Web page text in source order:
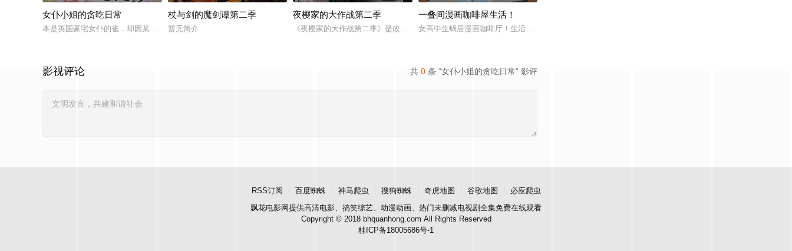
女仆小姐的贪吃日常
本是英国豪宅女仆的雀，却因某件事情独自一人来到日本生活。第一次体验海外独居生活，雀对一切感到好奇新鲜，尤其是对食物
杖与剑的魔剑谭第二季
暂无简介
夜樱家的大作战第二季
《夜樱家的大作战第二季》是改编自权平未同名漫画的电视动画，作为该系列第二部作品于2024年10月6日宣布制作决定，
一叠间漫画咖啡屋生活！
女高中生蜗居漫画咖啡厅！生活在秋田的高中生森田芽衣子，有一天被选中为贵族学校"天宫女学院"的特
共 0 条 “女仆小姐的贪吃日常” 影评
影视评论
RSS订阅 百度蜘蛛 神马爬虫 搜狗蜘蛛 奇虎地图 谷歌地图
必应爬虫
飘花电影网提供高清电影、搞笑综艺、动漫动画、热门未删减电视剧全集免费在线观看
Copyright © 2018 bhquanhong.com All Rights Reserved
桂ICP备18005686号-1